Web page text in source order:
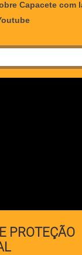
inovadores. A
tem se
Capacete com
PROTEÇÃO